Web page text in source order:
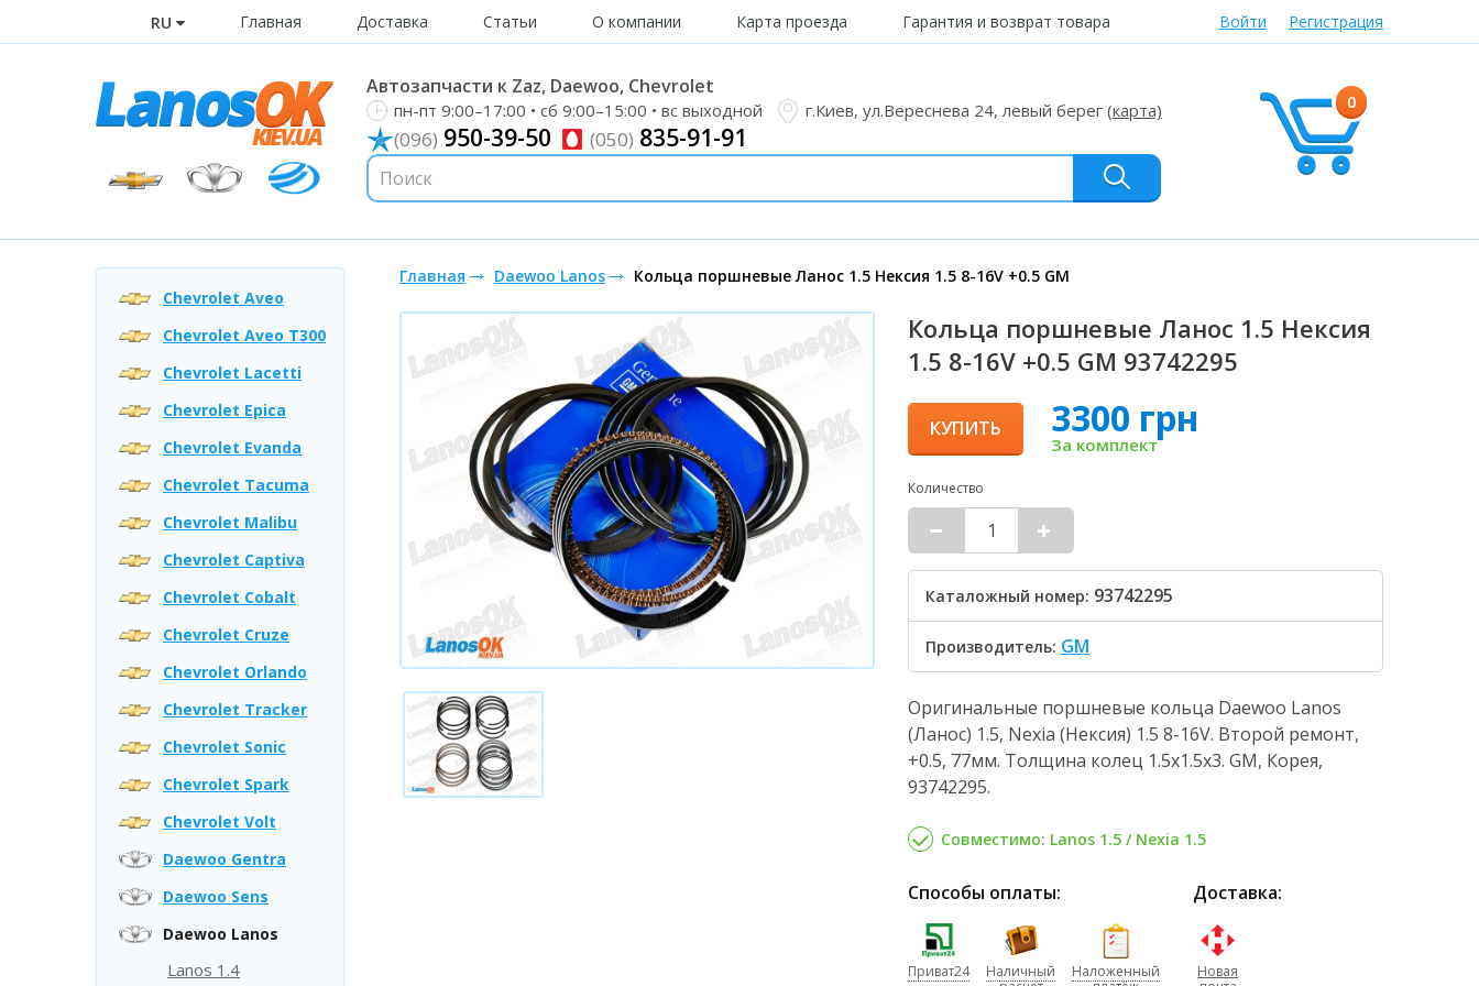
RU Главная Доставка Статьи О компании Карта проезда Гарантия и возврат товара Войти Регистрация
0
Автозапчасти к Zaz, Daewoo, Chevrolet
пн-пт 9:00–17:00 • сб 9:00–15:00 • вс выходной г.Киев, ул.Вереснева 24, левый берег (карта)
(096) 950-39-50 (050) 835-91-91
Chevrolet Aveo
Chevrolet Aveo T300
Chevrolet Lacetti
Chevrolet Epica
Chevrolet Evanda
Chevrolet Tacuma
Chevrolet Malibu
Chevrolet Captiva
Chevrolet Cobalt
Chevrolet Cruze
Chevrolet Orlando
Chevrolet Tracker
Chevrolet Sonic
Chevrolet Spark
Chevrolet Volt
Daewoo Gentra
Daewoo Sens
Daewoo Lanos
Lanos 1.4
Главная Daewoo Lanos Кольца поршневые Ланос 1.5 Нексия 1.5 8-16V +0.5 GM
Кольца поршневые Ланос 1.5 Нексия
1.5 8-16V +0.5 GM 93742295
КУПИТЬ 3300 грн
За комплект
Количество
Каталожный номер: 93742295
Производитель: GM
Оригинальные поршневые кольца Daewoo Lanos
(Ланос) 1.5, Nexia (Нексия) 1.5 8-16V. Второй ремонт,
+0.5, 77мм. Толщина колец 1.5х1.5х3. GM, Корея,
93742295.
Совместимо: Lanos 1.5 / Nexia 1.5
Способы оплаты:
Приват24
Наличный
Наложенный
Доставка:
Новая